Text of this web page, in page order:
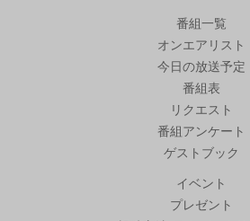
番組一覧
オンエアリスト
今日の放送予定
番組表
リクエスト
番組アンケート
ゲストブック
イベント
プレゼント